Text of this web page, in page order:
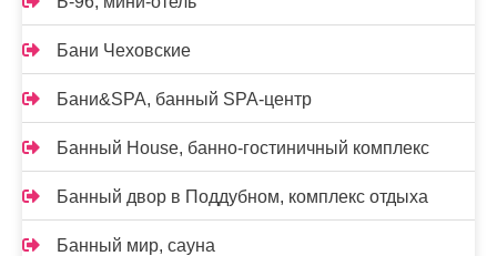
Бани Чеховские
Бани&SPA, банный SPA-центр
Банный House, банно-гостиничный комплекс
Банный двор в Поддубном, комплекс отдыха
Банный мир, сауна